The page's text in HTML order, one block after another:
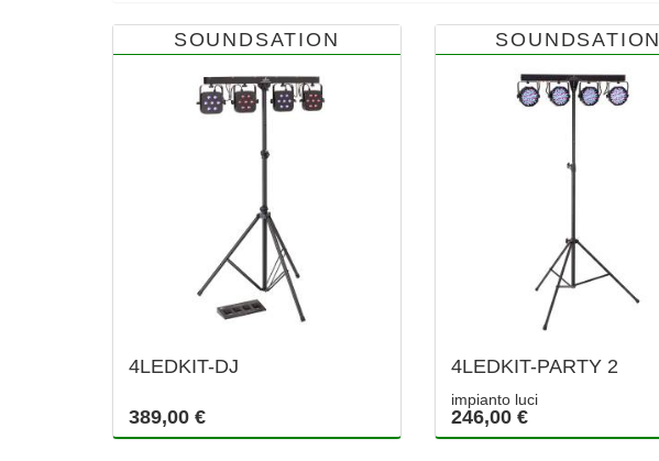
SOUNDSATION
4LEDKIT-DJ
389,00 €
SOUNDSATION
4LEDKIT-PARTY 2
impianto luci
246,00 €